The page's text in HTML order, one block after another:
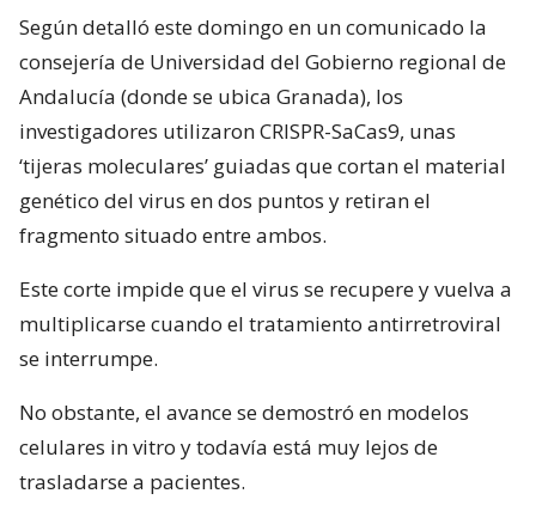
Según detalló este domingo en un comunicado la
consejería de Universidad del Gobierno regional de
Andalucía (donde se ubica Granada), los
investigadores utilizaron CRISPR-SaCas9, unas
‘tijeras moleculares’ guiadas que cortan el material
genético del virus en dos puntos y retiran el
fragmento situado entre ambos.
Este corte impide que el virus se recupere y vuelva a
multiplicarse cuando el tratamiento antirretroviral
se interrumpe.
No obstante, el avance se demostró en modelos
celulares in vitro y todavía está muy lejos de
trasladarse a pacientes.